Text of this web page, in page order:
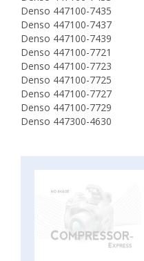
Denso 447100-7435
Denso 447100-7437
Denso 447100-7439
Denso 447100-7721
Denso 447100-7723
Denso 447100-7725
Denso 447100-7727
Denso 447100-7729
Denso 447300-4630